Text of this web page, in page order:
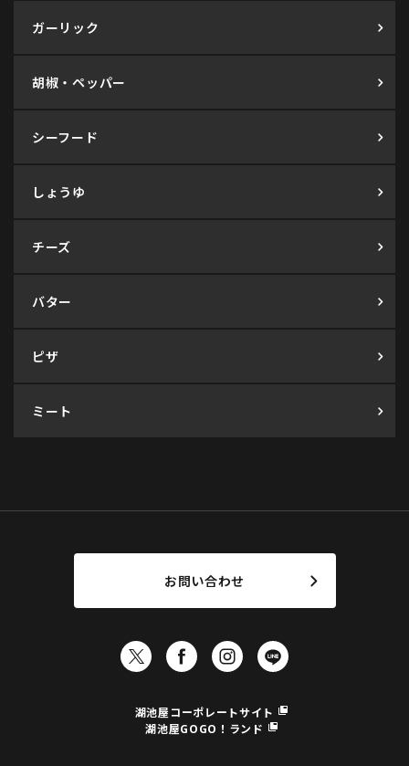
ガーリック
胡椒・ペッパー
シーフード
しょうゆ
チーズ
バター
ピザ
ミート
お問い合わせ
湖池屋コーポレートサイト
湖池屋GOGO！ランド